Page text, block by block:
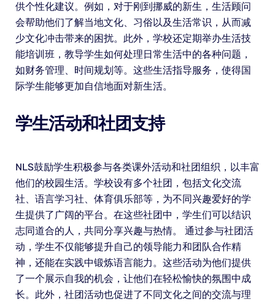
供个性化建议。例如，对于刚到挪威的新生，生活顾问
会帮助他们了解当地文化、习俗以及生活常识，从而减
少文化冲击带来的困扰。此外，学校还定期举办生活技
能培训班，教导学生如何处理日常生活中的各种问题，
如财务管理、时间规划等。这些生活指导服务，使得国
际学生能够更加自信地面对新生活。
学生活动和社团支持
NLS鼓励学生积极参与各类课外活动和社团组织，以丰富
他们的校园生活。学校设有多个社团，包括文化交流
社、语言学习社、体育俱乐部等，为不同兴趣爱好的学
生提供了广阔的平台。在这些社团中，学生们可以结识
志同道合的人，共同分享兴趣与热情。 通过参与社团活
动，学生不仅能够提升自己的领导能力和团队合作精
神，还能在实践中锻炼语言能力。这些活动为他们提供
了一个展示自我的机会，让他们在轻松愉快的氛围中成
长。此外，社团活动也促进了不同文化之间的交流与理